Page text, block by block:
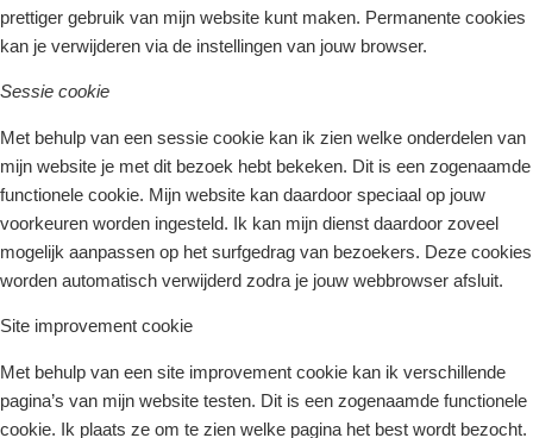
prettiger gebruik van mijn website kunt maken. Permanente cookies
kan je verwijderen via de instellingen van jouw browser.
Sessie cookie
Met behulp van een sessie cookie kan ik zien welke onderdelen van
mijn website je met dit bezoek hebt bekeken. Dit is een zogenaamde
functionele cookie. Mijn website kan daardoor speciaal op jouw
voorkeuren worden ingesteld. Ik kan mijn dienst daardoor zoveel
mogelijk aanpassen op het surfgedrag van bezoekers. Deze cookies
worden automatisch verwijderd zodra je jouw webbrowser afsluit.
Site improvement cookie
Met behulp van een site improvement cookie kan ik verschillende
pagina’s van mijn website testen. Dit is een zogenaamde functionele
cookie. Ik plaats ze om te zien welke pagina het best wordt bezocht.